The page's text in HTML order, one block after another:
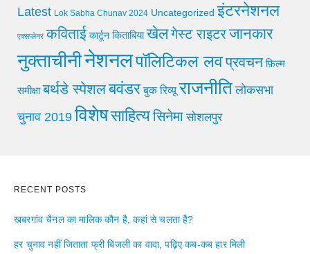
Latest Lok Sabha Chunav 2024 Uncategorized इंटरनेशनल
एक्सप्लेनर कविताई कार्टून किताबिया खेलगेस्ट राइटरजानकार
नुक्ताचीनीनेशनलपॉलिटिकल लवप्रवचन फ़िल्म
समीक्षा बर्थडे स्पेशलबवंडर बुक रिव्यू राजनीति लोकसभा
चुनाव 2019 विशेषसाहित्यसिनेमा सोशलपुर
RECENT POSTS
खबरगांव चैनल का मालिक कौन है, कहां से चलता है?
हर चुनाव नहीं जिताता फ्री बिजली का वादा, पढ़िए कब-कब हार मिली